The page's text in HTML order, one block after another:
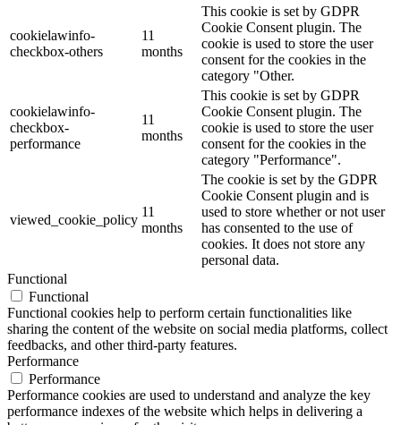
cookielawinfo-
checkbox-others
11
months
This cookie is set by GDPR
Cookie Consent plugin. The
cookie is used to store the user
consent for the cookies in the
category "Other.
cookielawinfo-
checkbox-
performance
11
months
This cookie is set by GDPR
Cookie Consent plugin. The
cookie is used to store the user
consent for the cookies in the
category "Performance".
viewed_cookie_policy
11
months
The cookie is set by the GDPR
Cookie Consent plugin and is
used to store whether or not user
has consented to the use of
cookies. It does not store any
personal data.
Functional
Functional
Functional cookies help to perform certain functionalities like
sharing the content of the website on social media platforms, collect
feedbacks, and other third-party features.
Performance
Performance
Performance cookies are used to understand and analyze the key
performance indexes of the website which helps in delivering a